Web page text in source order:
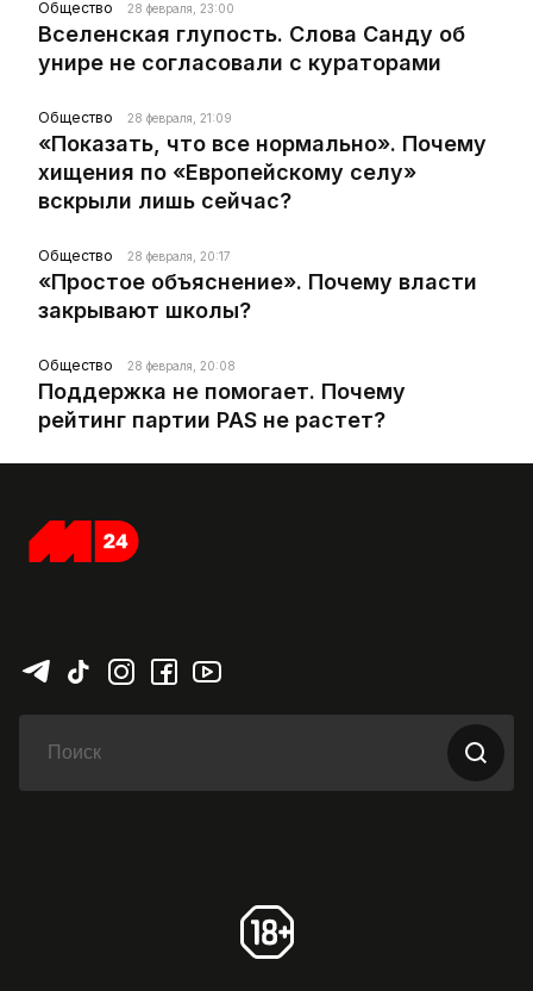
Общество 28 февраля, 23:00
Вселенская глупость. Слова Санду об
унире не согласовали с кураторами
Общество 28 февраля, 21:09
«Показать, что все нормально». Почему
хищения по «Европейскому селу»
вскрыли лишь сейчас?
Общество 28 февраля, 20:17
«Простое объяснение». Почему власти
закрывают школы?
Общество 28 февраля, 20:08
Поддержка не помогает. Почему
рейтинг партии PAS не растет?